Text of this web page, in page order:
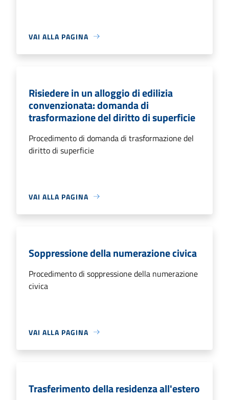
VAI ALLA PAGINA
Risiedere in un alloggio di edilizia
convenzionata: domanda di
trasformazione del diritto di superficie
Procedimento di domanda di trasformazione del
diritto di superficie
VAI ALLA PAGINA
Soppressione della numerazione civica
Procedimento di soppressione della numerazione
civica
VAI ALLA PAGINA
Trasferimento della residenza all'estero